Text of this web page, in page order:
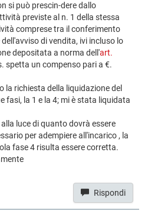
si può prescin-dere dallo
previste al n. 1 della stessa
comprese tra il conferimento
di vendita, ivi incluso lo
depositata a norma dell'art.
spetta un compenso pari a €.
la richiesta della liquidazione del
fasi, la 1 e la 4; mi è stata liquidata
luce di quanto dovrà essere
per adempiere all'incarico , la
fase 4 risulta essere corretta.
Rispondi